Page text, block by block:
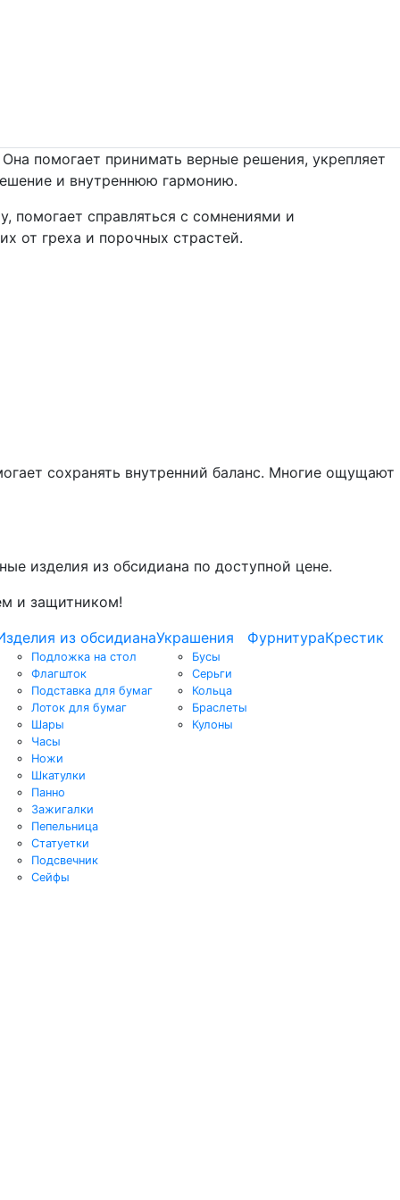
помогает принимать верные решения, укрепляет
и внутреннюю гармонию.
помогает справляться с сомнениями и
от греха и порочных страстей.
сохранять внутренний баланс. Многие ощущают
изделия из обсидиана по доступной цене.
и защитником!
из обсидиана
Подложка на стол
Флагшток
Подставка для бумаг
Лоток для бумаг
Шары
Часы
Ножи
Шкатулки
Панно
Зажигалки
Пепельница
Статуетки
Подсвечник
Сейфы
Украшения
Бусы
Серьги
Кольца
Браслеты
Кулоны
ФурнитураКрестик